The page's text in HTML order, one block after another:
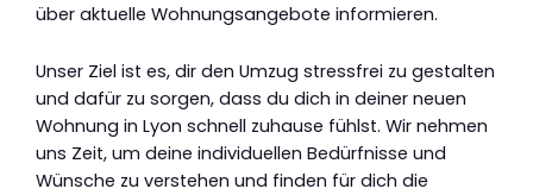
über aktuelle Wohnungsangebote informieren.
Unser Ziel ist es, dir den Umzug stressfrei zu gestalten
und dafür zu sorgen, dass du dich in deiner neuen
Wohnung in Lyon schnell zuhause fühlst. Wir nehmen
uns Zeit, um deine individuellen Bedürfnisse und
Wünsche zu verstehen und finden für dich die